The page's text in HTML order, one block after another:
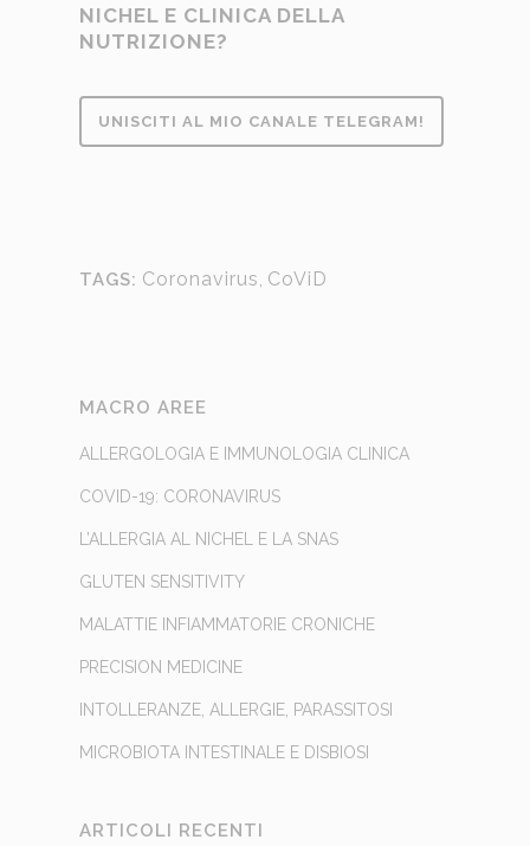
NICHEL E CLINICA DELLA
NUTRIZIONE?
UNISCITI AL MIO CANALE TELEGRAM!
TAGS: Coronavirus CoViD
MACRO AREE
ALLERGOLOGIA E IMMUNOLOGIA CLINICA
COVID-19: CORONAVIRUS
L’ALLERGIA AL NICHEL E LA SNAS
GLUTEN SENSITIVITY
MALATTIE INFIAMMATORIE CRONICHE
PRECISION MEDICINE
INTOLLERANZE, ALLERGIE, PARASSITOSI
MICROBIOTA INTESTINALE E DISBIOSI
ARTICOLI RECENTI